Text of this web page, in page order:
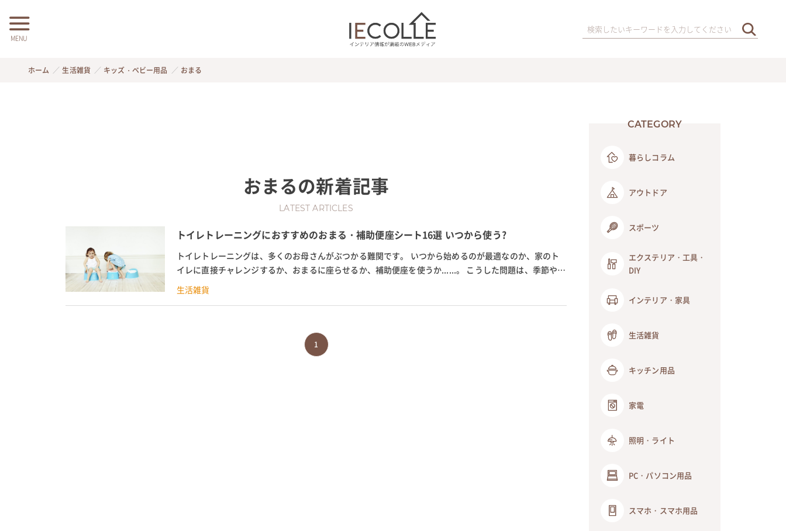
MENU
ホーム 生活雑貨 キッズ・ベビー用品 おまる
おまるの新着記事
LATEST ARTICLES
トイレトレーニングにおすすめのおまる・補助便座シート16選 いつから使う?
トイレトレーニングは、多くのお母さんがぶつかる難関です。 いつから始めるのが最適なのか、家のト
イレに直接チャレンジするか、おまるに座らせるか、補助便座を使うか......。 こうした問題は、季節や子
供の成長速度、性格によっても大きく異なってきま...
生活雑貨
1
CATEGORY
暮らしコラム
アウトドア
スポーツ
エクステリア・工具・
DIY
インテリア・家具
生活雑貨
キッチン用品
家電
照明・ライト
PC・パソコン用品
スマホ・スマホ用品